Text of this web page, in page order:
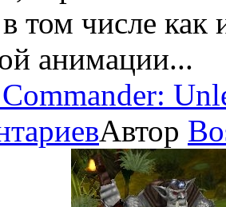
том числе
анимации...
Автор